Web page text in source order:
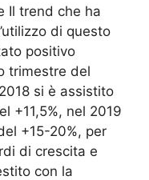
Il trend che ha
di questo
positivo
trimestre del
si è assistito
+11,5%, nel 2019
+15-20%, per
di crescita e
con la